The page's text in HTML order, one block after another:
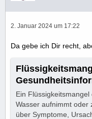
2. Januar 2024 um 17:22
Da gebe ich Dir recht,
Ein
Wasser aufnimmt oder
über Symptome,